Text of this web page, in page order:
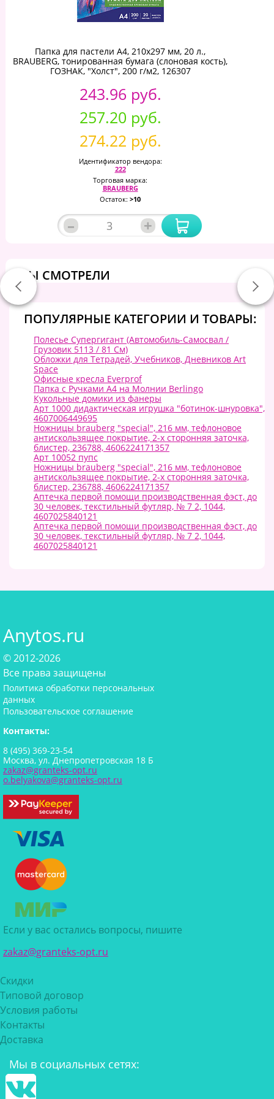
Папка для пастели А4, 210х297 мм, 20 л.,
BRAUBERG, тонированная бумага (слоновая кость),
ГОЗНАК, "Холст", 200 г/м2, 126307
243.96 руб.
257.20 руб.
274.22 руб.
Идентификатор вендора:
222
Торговая марка:
BRAUBERG
Остаток: >10
– +
ВЫ СМОТРЕЛИ
ПОПУЛЯРНЫЕ КАТЕГОРИИ И ТОВАРЫ:
Полесье Супергигант (Автомобиль-Самосвал /
Грузовик 5113 / 81 См)
Обложки для Тетрадей, Учебников, Дневников Art
Space
Офисные кресла Everprof
Папка с Ручками А4 на Молнии Berlingo
Кукольные домики из фанеры
Арт 1000 дидактическая игрушка "ботинок-шнуровка",
4607006449695
Ножницы brauberg "special", 216 мм, тефлоновое
антискользящее покрытие, 2-х сторонняя заточка,
блистер, 236788, 4606224171357
Арт 10052 пупс
Ножницы brauberg "special", 216 мм, тефлоновое
антискользящее покрытие, 2-х сторонняя заточка,
блистер, 236788, 4606224171357
Аптечка первой помощи производственная фэст, до
30 человек, текстильный футляр, № 7 2, 1044,
4607025840121
Аптечка первой помощи производственная фэст, до
30 человек, текстильный футляр, № 7 2, 1044,
4607025840121
Anytos.ru
© 2012-2026
Все права защищены
Политика обработки персональных
данных
Пользовательское соглашение
Контакты:
8 (495) 369-23-54
Москва, ул. Днепропетровская 18 Б
zakaz@granteks-opt.ru
o.belyakova@granteks-opt.ru
Если у вас остались вопросы, пишите
zakaz@granteks-opt.ru
Скидки
Типовой договор
Условия работы
Контакты
Доставка
Мы в социальных сетях: